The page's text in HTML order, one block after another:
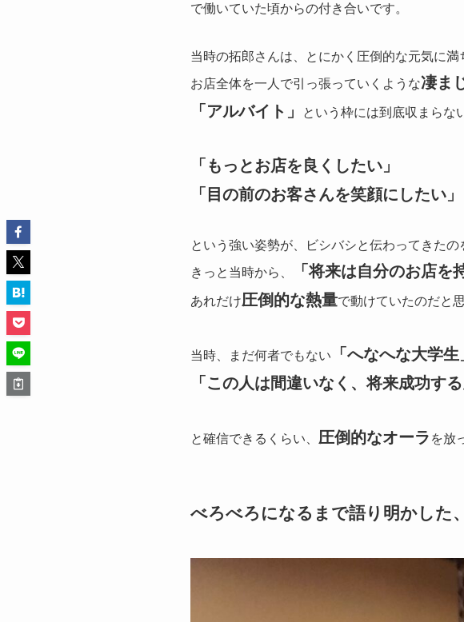
で働いていた頃からの付き合いです。
当時の拓郎さんは、とにかく圧倒的な元気に満
お店全体を一人で引っ張っていくような凄ま
「アルバイト」 という枠には到底収まらな
「もっとお店を良くしたい」
「目の前のお客さんを笑顔にしたい」
という強い姿勢が、ビシバシと伝わってきたの
きっと当時から、
「将来は自分のお店を
あれだけ圧倒的な熱量で動けていたのだと
当時、まだ何者でもない 「へなへな大学生
「この人は間違いなく、将来成功する
と確信できるくらい、 圧倒的なオーラ を放
べろべろになるまで語り明かした